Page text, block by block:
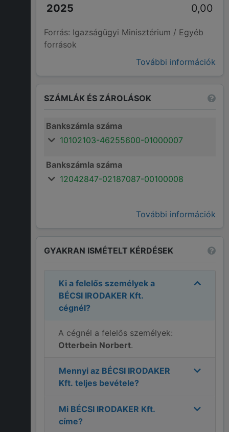
0,00
Forrás: Igazságügyi Minisztérium / Egyéb
források
További információk
SZÁMLÁK ÉS ZÁROLÁSOK
Bankszámla száma
10102103-46255600-01000007
Bankszámla száma
12042847-02187087-00100008
További információk
GYAKRAN ISMÉTELT KÉRDÉSEK
Ki a felelős személyek a
BÉCSI IRODAKER Kft.
cégnél?
A cégnél a felelős személyek:
Otterbein Norbert.
Mennyi az BÉCSI IRODAKER
Kft. teljes bevétele?
Mi BÉCSI IRODAKER Kft.
címe?